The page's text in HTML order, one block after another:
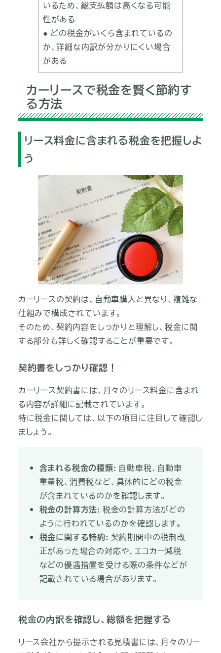
いるため、総支払額は高くなる可能
性がある
● どの税金がいくら含まれているの
か、詳細な内訳が分かりにくい場合
がある
カーリースで税金を賢く節約す
る方法
リース料金に含まれる税金を把握しよ
う
カーリースの契約は、自動車購入と異なり、複雑な
仕組みで構成されています。
そのため、契約内容をしっかりと理解し、税金に関
する部分も詳しく確認することが重要です。
契約書をしっかり確認！
カーリース契約書には、月々のリース料金に含まれ
る内容が詳細に記載されています。
特に税金に関しては、以下の項目に注目して確認し
ましょう。
含まれる税金の種類: 自動車税、自動車
重量税、消費税など、具体的にどの税金
が含まれているのかを確認します。
税金の計算方法: 税金の計算方法がどの
ように行われているのかを確認します。
税金に関する特約: 契約期間中の税制改
正があった場合の対応や、エコカー減税
などの優遇措置を受ける際の条件などが
記載されている場合があります。
税金の内訳を確認し、総額を把握する
リース会社から提示される見積書には、月々のリー